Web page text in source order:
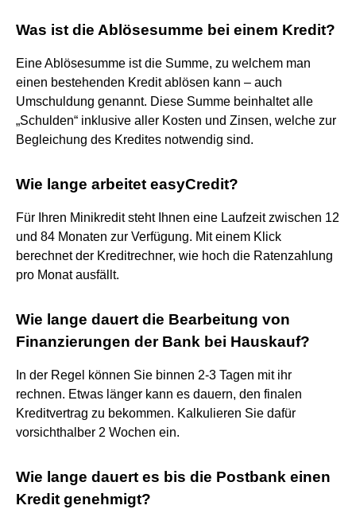
Was ist die Ablösesumme bei einem Kredit?
Eine Ablösesumme ist die Summe, zu welchem man
einen bestehenden Kredit ablösen kann – auch
Umschuldung genannt. Diese Summe beinhaltet alle
„Schulden“ inklusive aller Kosten und Zinsen, welche zur
Begleichung des Kredites notwendig sind.
Wie lange arbeitet easyCredit?
Für Ihren Minikredit steht Ihnen eine Laufzeit zwischen 12
und 84 Monaten zur Verfügung. Mit einem Klick
berechnet der Kreditrechner, wie hoch die Ratenzahlung
pro Monat ausfällt.
Wie lange dauert die Bearbeitung von
Finanzierungen der Bank bei Hauskauf?
In der Regel können Sie binnen 2-3 Tagen mit ihr
rechnen. Etwas länger kann es dauern, den finalen
Kreditvertrag zu bekommen. Kalkulieren Sie dafür
vorsichthalber 2 Wochen ein.
Wie lange dauert es bis die Postbank einen
Kredit genehmigt?